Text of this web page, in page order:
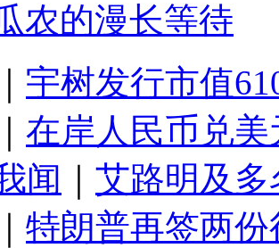
农的漫长等待
宇树发行市值
在岸人民币兑
闻
艾路明及
特朗普再签两